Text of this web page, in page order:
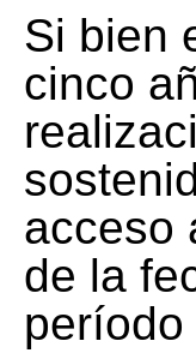
Si bien
cinco
acceso
de la